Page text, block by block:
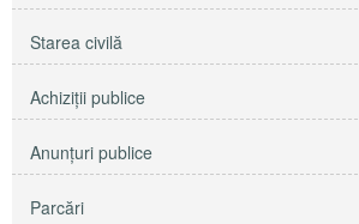
Starea civilă
Achiziţii publice
Anunţuri publice
Parcări